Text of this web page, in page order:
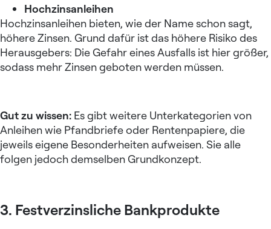
Hochzinsanleihen
Hochzinsanleihen bieten, wie der Name schon sagt,
höhere Zinsen. Grund dafür ist das höhere Risiko des
Herausgebers: Die Gefahr eines Ausfalls ist hier größer,
sodass mehr Zinsen geboten werden müssen.
Gut zu wissen: Es gibt weitere Unterkategorien von
Anleihen wie Pfandbriefe oder Rentenpapiere, die
jeweils eigene Besonderheiten aufweisen. Sie alle
folgen jedoch demselben Grundkonzept.
3. Festverzinsliche Bankprodukte